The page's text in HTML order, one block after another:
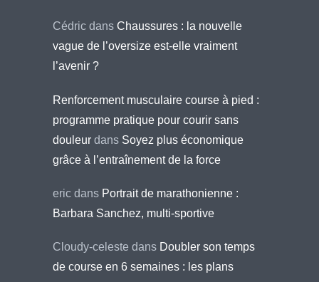
Cédric dans Chaussures : la nouvelle
vague de l’oversize est-elle vraiment
l’avenir ?
Renforcement musculaire course à pied :
programme pratique pour courir sans
douleur dans Soyez plus économique
grâce à l’entraînement de la force
eric dans Portrait de marathonienne :
Barbara Sanchez, multi-sportive
Cloudy-celeste dans Doubler son temps
de course en 6 semaines : les plans